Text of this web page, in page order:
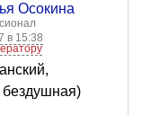
Осокина
в 15:38
бездушная)